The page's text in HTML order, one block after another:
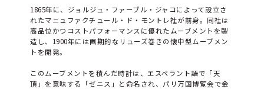
1865年に、ジョルジュ・ファーブル・ジャコによって設立さ
れたマニュファクチュール・ド・モントレ社が前身。同社は
高品位かつコストパフォーマンスに優れたムーブメントを製
造し、1900年には画期的なリューズ巻きの懐中型ムーブメン
トを開発。
このムーブメントを積んだ時計は、エスペラント語で「天
頂」を意味する「ゼニス」と命名され、パリ万国博覧会で金